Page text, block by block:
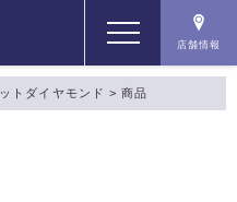
店舗情報
トダイヤモンド > 商品